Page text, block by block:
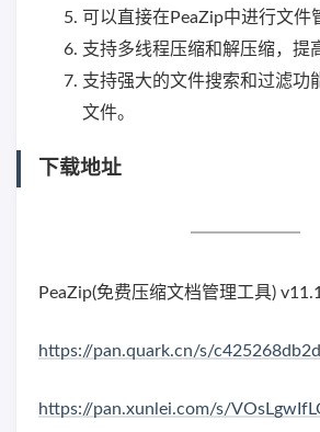
可以直接在PeaZip中进行文件
支持多线程压缩和解压缩，提
支持强大的文件搜索和过滤功
文件。
下载地址
PeaZip(免费压缩文档管理工具)
https://pan.quark.cn/s/
https://pan.xunlei.com/s/